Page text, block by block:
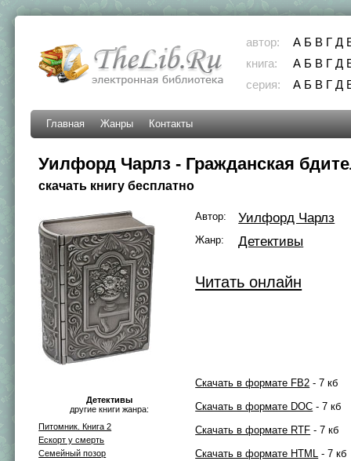
автор: А Б В Г Д
книга:
А Б В Г Д
серия:
А Б В Г Д
Главная Жанры Контакты
Уилфорд Чарлз - Гражданская
скачать книгу бесплатно
Детективы
другие книги жанра:
Питомник. Книга 2
Ескорт у смерть
Семейный позор
Автор: Уилфорд Чарлз
Жанр: Детективы
Читать онлайн
Скачать в формате FB2 - 7 кб
Скачать в формате DOC - 7 кб
Скачать в формате RTF - 7 кб
Скачать в формате HTML - 7 кб